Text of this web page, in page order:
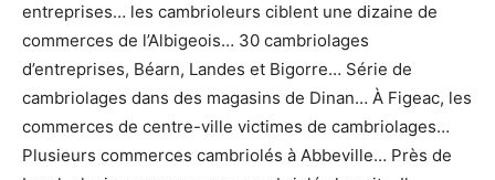
entreprises… les cambrioleurs ciblent une dizaine de
commerces de l’Albi­geois… 30 cambriolages
d’entreprises, Béarn, Landes et Bigorre… Série de
cambriolages dans des magasins de Dinan… À Figeac, les
commerces de centre-ville victimes de cambriolages…
Plusieurs commerces cambriolés à Abbeville… Près de